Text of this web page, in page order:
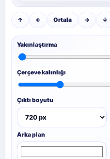
↑ ← Ortala → ↓
Yakınlaştırma
Çerçeve kalınlığı
Çıktı boyutu
Arka plan